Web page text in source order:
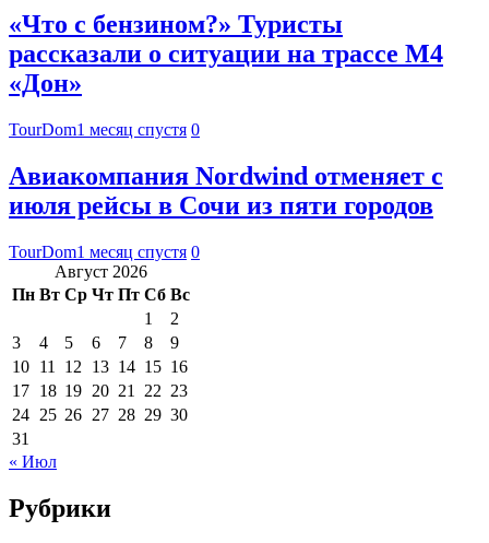
«Что с бензином?» Туристы
рассказали о ситуации на трассе М4
«Дон»
TourDom1 месяц спустя 0
Авиакомпания Nordwind отменяет с
июля рейсы в Сочи из пяти городов
TourDom1 месяц спустя 0
Август 2026
Пн Вт Ср Чт Пт Сб Вс
1
2
3
4 5 6 7 8
9
10 11 12 13 14 15 16
17 18 19 20 21 22 23
24 25 26 27 28 29 30
31
« Июл
Рубрики